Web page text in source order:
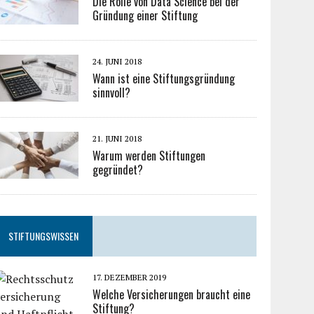
Gründung einer Stiftung
24. JUNI 2018
Wann ist eine Stiftungsgründung
sinnvoll?
21. JUNI 2018
Warum werden Stiftungen
gegründet?
STIFTUNGSWISSEN
17. DEZEMBER 2019
Welche Versicherungen braucht eine
Stiftung?